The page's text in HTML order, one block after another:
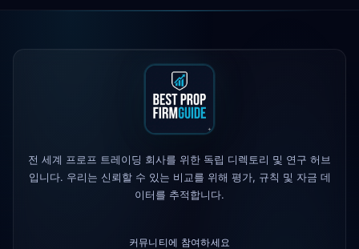
Alpha Capital— 25% 할인 코드:
True Forex Funds운영 중단
FundedNext지급 속도 이제 24시간 4d
전 세계 프로프 트레이딩 회사를 위한 독립 디렉토리 및 연구 허브
입니다. 우리는 신뢰할 수 있는 비교를 위해 평가, 규칙 및 자금 데
이터를 추적합니다.
커뮤니티에 참여하세요